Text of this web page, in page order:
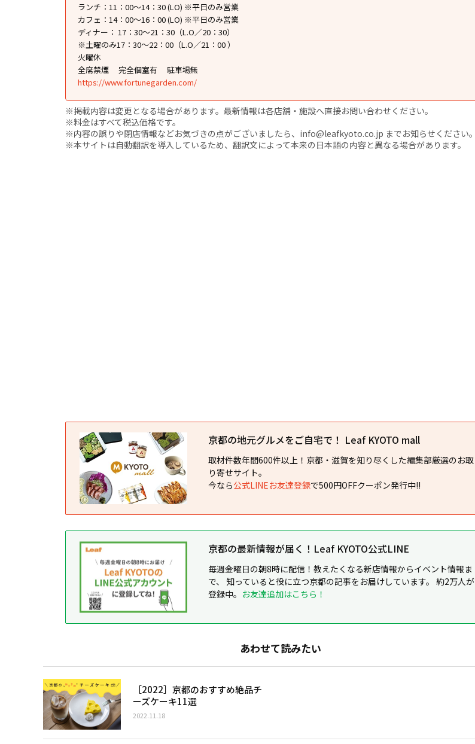
ランチ：11：00〜14：30 (LO) ※平日のみ営業
カフェ：14：00〜16：00 (LO) ※平日のみ営業
ディナー： 17：30〜21：30（L.O／20：30）
※土曜のみ17：30〜22：00（L.O／21：00 ）
火曜休
全席禁煙
完全個室有
駐車場無
https://www.fortunegarden.com/
※掲載内容は変更となる場合があります。最新情報は各店舗・施設へ直接お問い合わせください。
※料金はすべて税込価格です。
※内容の誤りや閉店情報などお気づきの点がございましたら、info@leafkyoto.co.jp までお知らせください。
※本サイトは自動翻訳を導入しているため、翻訳文によって本来の日本語の内容と異なる場合があります。
京都の地元グルメをご自宅で！ Leaf KYOTO mall
取材件数年間600件以上！京都・滋賀を知り尽くした編集部厳選のお取
り寄せサイト。
今なら公式LINEお友達登録で500円OFFクーポン発行中!!
京都の最新情報が届く！Leaf KYOTO公式LINE
毎週金曜日の朝8時に配信！教えたくなる新店情報からイベント情報ま
で、 知っていると役に立つ京都の記事をお届けしています。 約2万人が
登録中。 お友達追加はこちら！
あわせて読みたい
［2022］京都のおすすめ絶品チ
ーズケーキ11選
2022.11.18